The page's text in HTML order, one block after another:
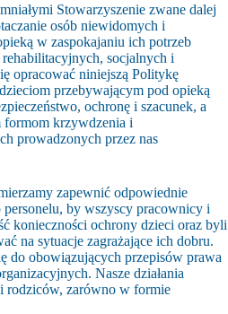
Stowarzyszenie zwane dalej
osób niewidomych i
w zaspokajaniu ich potrzeb
socjalnych i
opracować niniejszą Politykę
przebywającym pod opieką
ochronę i szacunek, a
formom krzywdzenia i
prowadzonych przez nas
zapewnić odpowiednie
personelu, by wszyscy pracownicy i
konieczności ochrony dzieci oraz byli
na sytuacje zagrażające ich dobru.
do obowiązujących przepisów prawa
Nasze działania
rodziców, zarówno w formie